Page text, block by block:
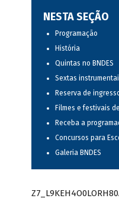
NESTA SEÇÃO
Programação
História
Quintas no BNDES
Sextas
Reserva de
Filmes e festivais
Receba a
Concursos para
Galeria BNDES